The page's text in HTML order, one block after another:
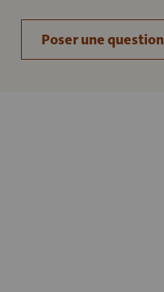
Poser une question